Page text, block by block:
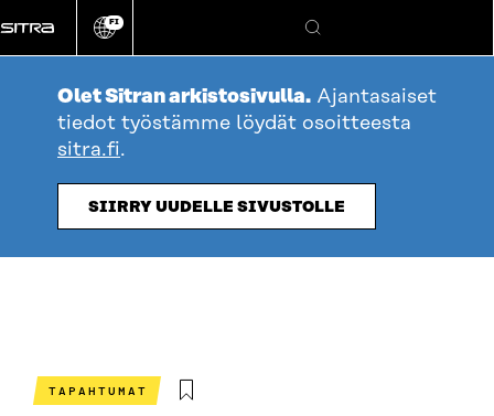
suoraan
sisältöön
Vaihda
kieli
FI
Hae
Olet Sitran arkistosivulla. Ajantasaiset
tiedot työstämme löydät osoitteesta
sitra.fi.
SIIRRY UUDELLE SIVUSTOLLE
TAPAHTUMAT